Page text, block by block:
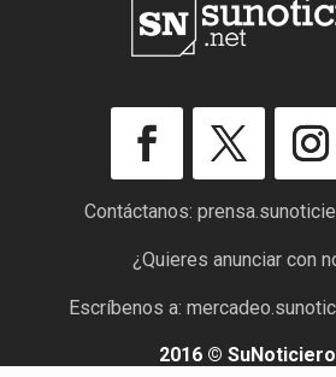
Contáctanos:
¿Quieres anunciar con
Escríbenos a:
2016 ©